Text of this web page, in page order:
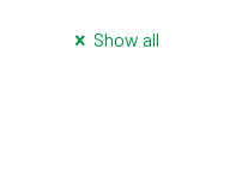
Show all